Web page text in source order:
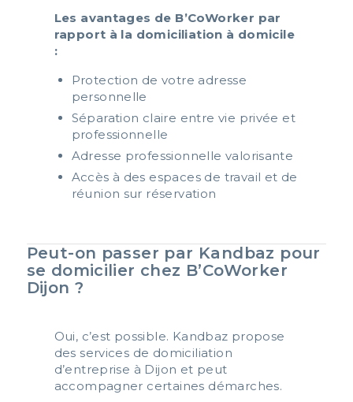
Les avantages de B’CoWorker par
rapport à la domiciliation à domicile
:
Protection de votre adresse
personnelle
Séparation claire entre vie privée et
professionnelle
Adresse professionnelle valorisante
Accès à des espaces de travail et de
réunion sur réservation
Peut-on passer par Kandbaz pour
se domicilier chez B’CoWorker
Dijon ?
Oui, c’est possible. Kandbaz propose
des services de domiciliation
d’entreprise à Dijon et peut
accompagner certaines démarches.